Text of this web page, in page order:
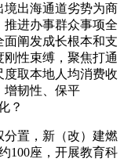
出海通道劣势为商
进办事群众事项全
阐发成长根本和支
性束缚，聚焦打通
取本地人均消费收
增韧性、保平
？
置，新（改）建燃
100座，开展教育科